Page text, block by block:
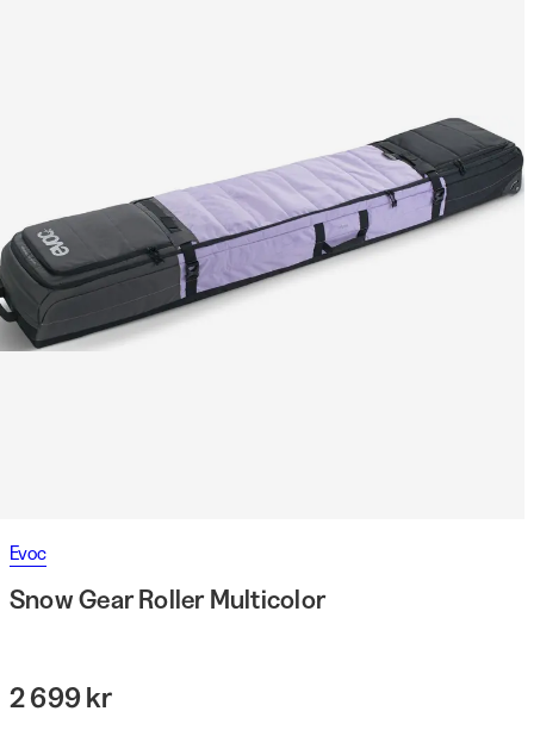
Evoc
Snow Gear Roller Multicolor
2 699 kr